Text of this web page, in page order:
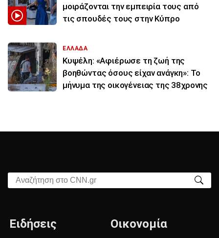
μοιράζονται την εμπειρία τους από
τις σπουδές τους στην Κύπρο
ΕΛΛΑΔΑ
Κυψέλη: «Αφιέρωσε τη ζωή της
βοηθώντας όσους είχαν ανάγκη»: Το
μήνυμα της οικογένειας της 38χρονης
Αναζήτηση στο CNN.gr
Ειδήσεις Οικονομία